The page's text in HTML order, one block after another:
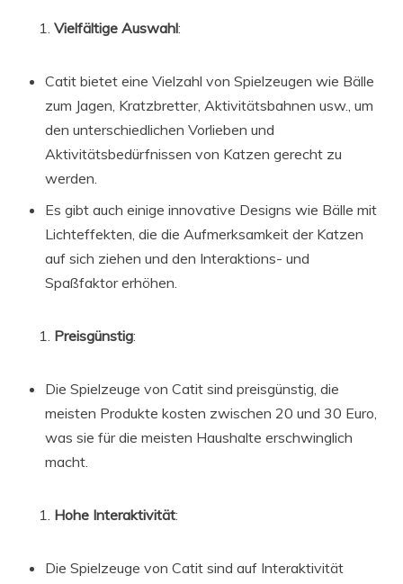
Vielfältige Auswahl:
Catit bietet eine Vielzahl von Spielzeugen wie Bälle
zum Jagen, Kratzbretter, Aktivitätsbahnen usw., um
den unterschiedlichen Vorlieben und
Aktivitätsbedürfnissen von Katzen gerecht zu
werden.
Es gibt auch einige innovative Designs wie Bälle mit
Lichteffekten, die die Aufmerksamkeit der Katzen
auf sich ziehen und den Interaktions- und
Spaßfaktor erhöhen.
Preisgünstig:
Die Spielzeuge von Catit sind preisgünstig, die
meisten Produkte kosten zwischen 20 und 30 Euro,
was sie für die meisten Haushalte erschwinglich
macht.
Hohe Interaktivität:
Die Spielzeuge von Catit sind auf Interaktivität